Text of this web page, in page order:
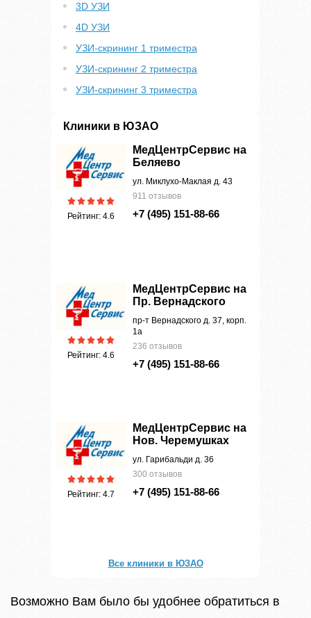
3D УЗИ
4D УЗИ
УЗИ-скрининг 1 триместра
УЗИ-скрининг 2 триместра
УЗИ-скрининг 3 триместра
Клиники в ЮЗАО
Рейтинг: 4.6
МедЦентрСервис на
Беляево
ул. Миклухо-Маклая д. 43
911 отзывов
+7 (495) 151-88-66
Рейтинг: 4.6
МедЦентрСервис на
Пр. Вернадского
пр-т Вернадского д. 37, корп.
1а
236 отзывов
+7 (495) 151-88-66
Рейтинг: 4.7
МедЦентрСервис на
Нов. Черемушках
ул. Гарибальди д. 36
300 отзывов
+7 (495) 151-88-66
Все клиники в ЮЗАО
Возможно Вам было бы удобнее обратиться в